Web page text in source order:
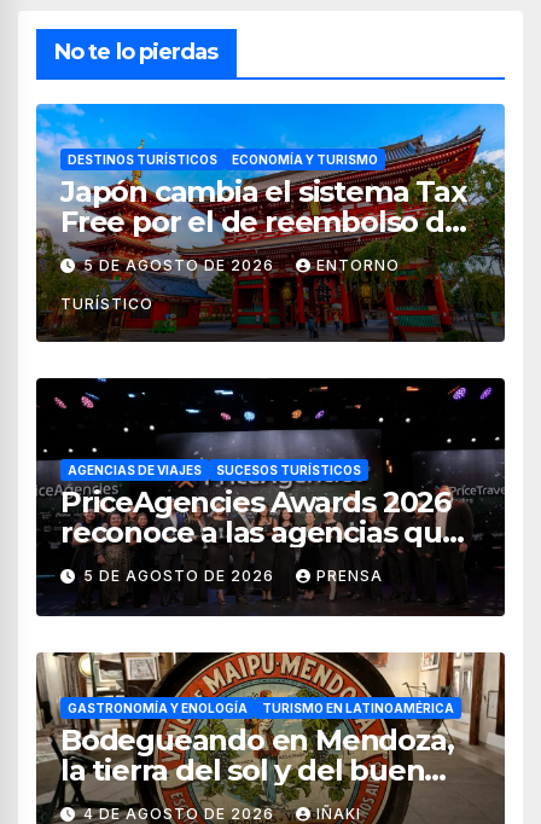
No te lo pierdas
DESTINOS TURÍSTICOS ECONOMÍA Y TURISMO
Japón cambia el sistema Tax
Free por el de reembolso de
impuestos desde noviembre
de 2026
5 DE AGOSTO DE 2026 ENTORNO
TURÍSTICO
AGENCIAS DE VIAJES SUCESOS TURÍSTICOS
PriceAgencies Awards 2026
reconoce a las agencias que
impulsan el crecimiento del
turismo en México
5 DE AGOSTO DE 2026 PRENSA
GASTRONOMÍA Y ENOLOGÍA TURISMO EN LATINOAMÉRICA
Bodegueando en Mendoza,
la tierra del sol y del buen
vino
4 DE AGOSTO DE 2026 IÑAKI